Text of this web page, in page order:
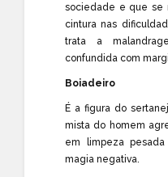
sociedade e que se
cintura nas
trata a
confundida com
Boiadeiro
É a figura do
mista do homem
em limpeza
magia negativa.